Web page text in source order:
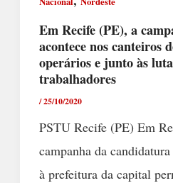
Em Recife (PE), a
acontece nos canteiros
operários e junto às
trabalhadores
/25/10/2020
PSTU Recife (PE) Em
campanha da
à prefeitura da capital